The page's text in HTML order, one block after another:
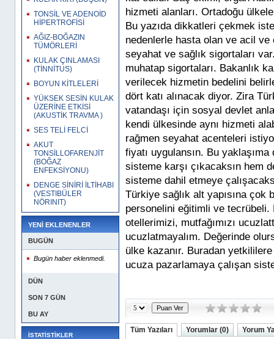
TONSİL VE ADENOİD
HİPERTROFİSİ
AĞIZ-BOĞAZIN
TÜMÖRLERİ
KULAK ÇINLAMASI
(TİNNİTUS)
BOYUN KİTLELERİ
YÜKSEK SESİN KULAK
ÜZERİNE ETKİSİ
(AKUSTİK TRAVMA )
SES TELİ FELCİ
AKUT
TONSİLLOFARENJİT
(BOĞAZ
ENFEKSİYONU)
DENGE SİNİRİ İLTİHABI
(VESTIBÜLER
NÖRINIT)
YENİ EKLENENLER
BUGÜN
Bugün haber eklenmedi.
DÜN
SON 7 GÜN
BU AY
İSTATİSTİKLER
hizmeti alanları. Ortadoğu
Bu yazıda dikkatleri çekmek
nedenlerle hasta olan ve acil
seyahat ve sağlık sigortaları
muhatap sigortaları. Bakanlık
verilecek hizmetin bedelini
dört katı alınacak diyor. Zira
vatandaşı için sosyal devlet
kendi ülkesinde aynı hizmeti
rağmen seyahat acenteleri
fiyatı uygulansın. Bu
sisteme karşı çıkacaksın hem
sisteme dahil etmeye
Türkiye sağlık alt yapısına çok
personelini eğitimli ve tecrübeli.
otellerimizi, mutfağımızı
ucuzlatmayalım. Değerinde
ülke kazanır. Buradan
ucuza pazarlamaya çalışan
Tüm Yazıları Yorumlar (0) Yorum